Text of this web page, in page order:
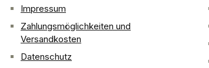
Impressum
Zahlungsmöglichkeiten und
Versandkosten
Datenschutz